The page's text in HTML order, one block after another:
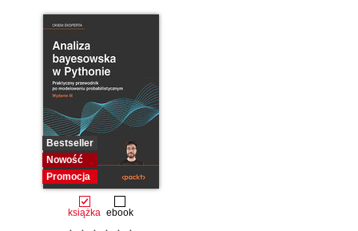
Bestseller
Nowość
Promocja
książka ebook